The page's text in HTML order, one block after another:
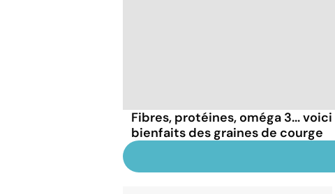
Fibres, protéines, oméga 3...
bienfaits des graines de courge